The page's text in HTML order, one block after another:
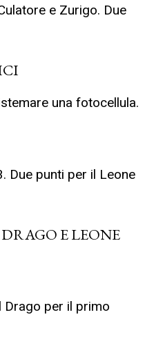
e Zurigo. Due
una fotocellula.
Due punti per il Leone
E LEONE
Drago per il primo